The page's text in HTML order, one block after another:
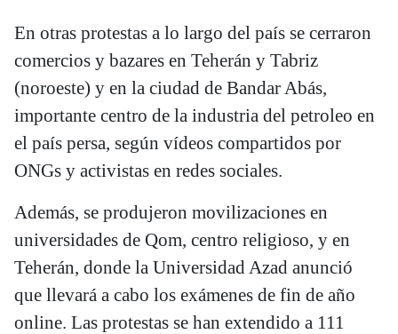
En otras protestas a lo largo del país se cerraron
comercios y bazares en Teherán y Tabriz
(noroeste) y en la ciudad de Bandar Abás,
importante centro de la industria del petroleo en
el país persa, según vídeos compartidos por
ONGs y activistas en redes sociales.
Además, se produjeron movilizaciones en
universidades de Qom, centro religioso, y en
Teherán, donde la Universidad Azad anunció
que llevará a cabo los exámenes de fin de año
online. Las protestas se han extendido a 111